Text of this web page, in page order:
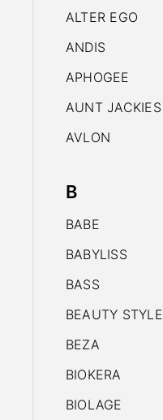
ALTER EGO
ANDIS
APHOGEE
AUNT JACKIES
AVLON
B
BABE
BABYLISS
BASS
BEAUTY STYLE
BEZA
BIOKERA
BIOLAGE